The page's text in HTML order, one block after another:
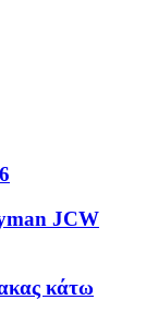
JCW
κάτω